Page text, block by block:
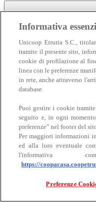
Carne
Bovino
Informativa
Unicoop Etruria S.C.,
tramite il presente sito,
cookie di profilazione al
linea con le preferenze
in rete, anche attraverso
database.
Puoi gestire i cookie
seguito e, in ogni
preferenze” nel footer del
Per maggiori informazioni
ed alla loro eventuale
l'informativa
https://
Preferenze